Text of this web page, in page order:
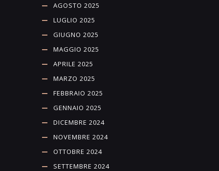
AGOSTO 2025
LUGLIO 2025
GIUGNO 2025
MAGGIO 2025
APRILE 2025
MARZO 2025
FEBBRAIO 2025
GENNAIO 2025
DICEMBRE 2024
NOVEMBRE 2024
OTTOBRE 2024
SETTEMBRE 2024